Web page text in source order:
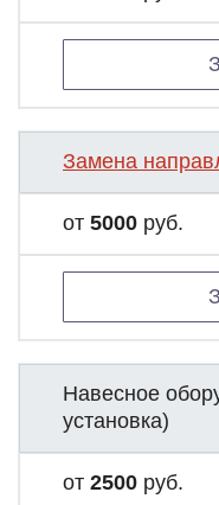
Замена
от 5000 руб.
Навесное
установка)
от 2500 руб.